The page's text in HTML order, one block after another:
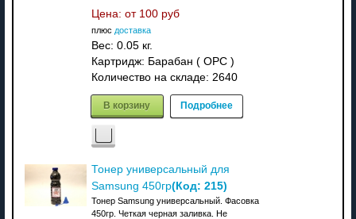
Цена: от 100 руб
плюс доставка
Вес: 0.05 кг.
Картридж: Барабан ( OPC )
Количество на складе: 2640
В корзину Подробнее
Тонер универсальный для
Samsung 450гр(Код: 215)
Тонер Samsung универсальный. Фасовка
450гр. Четкая черная заливка. Не